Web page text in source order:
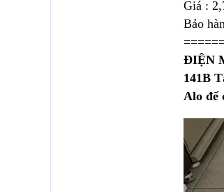
Giá :
Bảo
ĐIỆN
141B
Alo để